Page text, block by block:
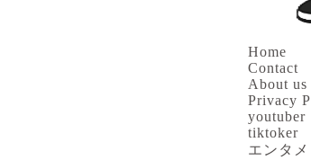
Home
Contact
About us
Privacy
youtuber
tiktoker
エンタ